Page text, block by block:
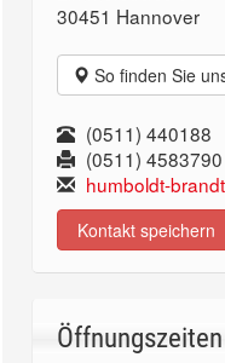
30451 Hannover
So finden Sie
(0511) 440188
(0511) 4583790
humboldt-
Kontakt speichern
Öffnungszeiten